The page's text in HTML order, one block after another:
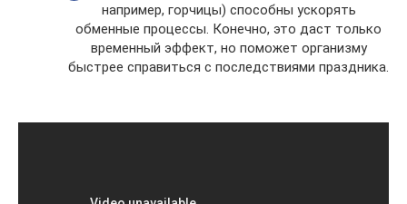
например, горчицы) способны ускорять
обменные процессы. Конечно, это даст только
временный эффект, но поможет организму
быстрее справиться с последствиями праздника.